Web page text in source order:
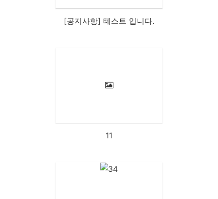
[공지사항] 테스트 입니다.
11